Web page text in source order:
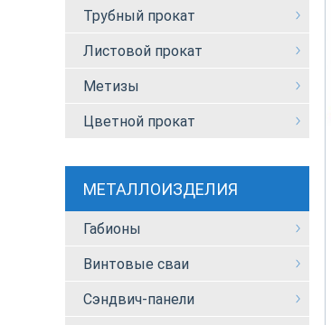
Трубный прокат
Листовой прокат
Метизы
Цветной прокат
МЕТАЛЛОИЗДЕЛИЯ
Габионы
Винтовые сваи
Сэндвич-панели